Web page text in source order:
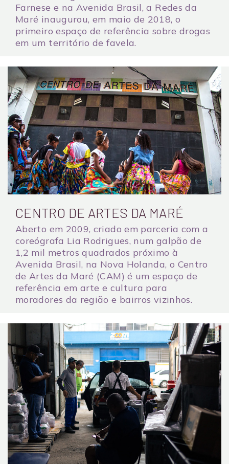
Farnese e na Avenida Brasil, a Redes da
Maré inaugurou, em maio de 2018, o
primeiro espaço de referência sobre drogas
em um território de favela.
CENTRO DE ARTES DA MARÉ
Aberto em 2009, criado em parceria com a
coreógrafa Lia Rodrigues, num galpão de
1,2 mil metros quadrados próximo à
Avenida Brasil, na Nova Holanda, o Centro
de Artes da Maré (CAM) é um espaço de
referência em arte e cultura para
moradores da região e bairros vizinhos.